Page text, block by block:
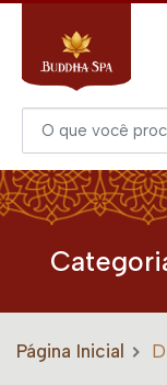
Página Inicial